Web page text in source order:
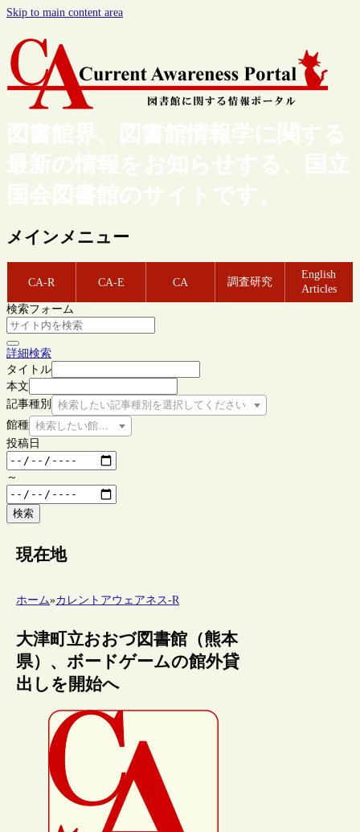
Skip to main content area
図書館界、図書館情報学に関する
最新の情報をお知らせする、国立
国会図書館のサイトです。
メインメニュー
CA-R CA-E CA 調査研究
English
Articles
検索フォーム
詳細検索
タイトル
本文
記事種別
検索したい記事種別を選択してください
館種 検索したい館種を選択してください
投稿日
～
検索
現在地
ホーム»カレントアウェアネス-R
大津町立おおづ図書館（熊本
県）、ボードゲームの館外貸
出しを開始へ